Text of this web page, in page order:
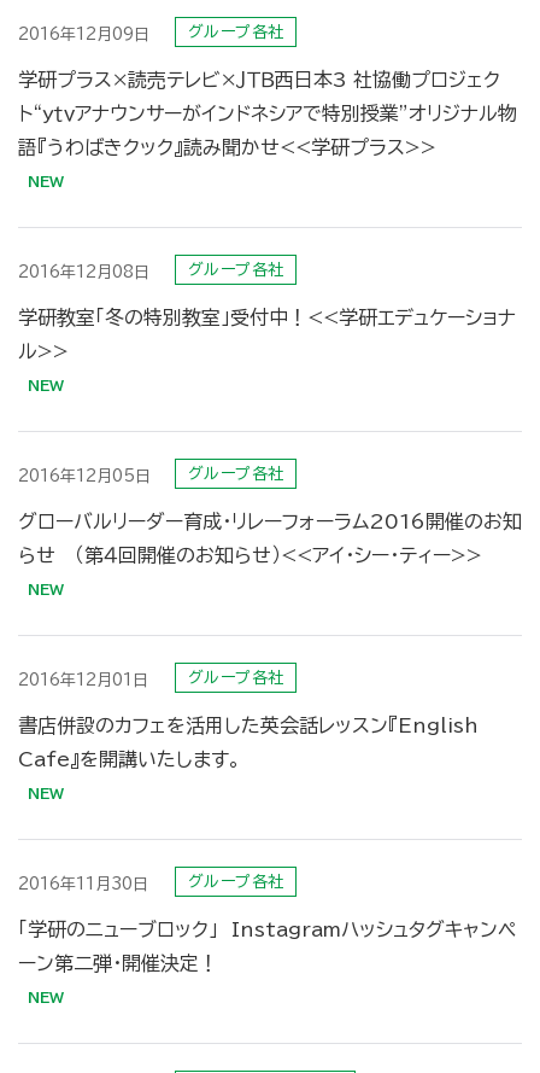
2016年12月09日 グループ各社
学研プラス×読売テレビ×ＪＴＢ西日本3 社協働プロジェク
ト“ｙｔｖアナウンサーがインドネシアで特別授業”オリジナル物
語『うわばきクック』読み聞かせ<<学研プラス>>
2016年12月08日 グループ各社
学研教室「冬の特別教室」受付中！<<学研エデュケーショナ
ル>>
2016年12月05日 グループ各社
グローバルリーダー育成・リレーフォーラム2016開催のお知
らせ （第４回開催のお知らせ）<<アイ・シー・ティー>>
2016年12月01日 グループ各社
書店併設のカフェを活用した英会話レッスン『English
Cafe』を開講いたします。
2016年11月30日 グループ各社
「学研のニューブロック」 Instagramハッシュタグキャンペ
ーン第二弾・開催決定！